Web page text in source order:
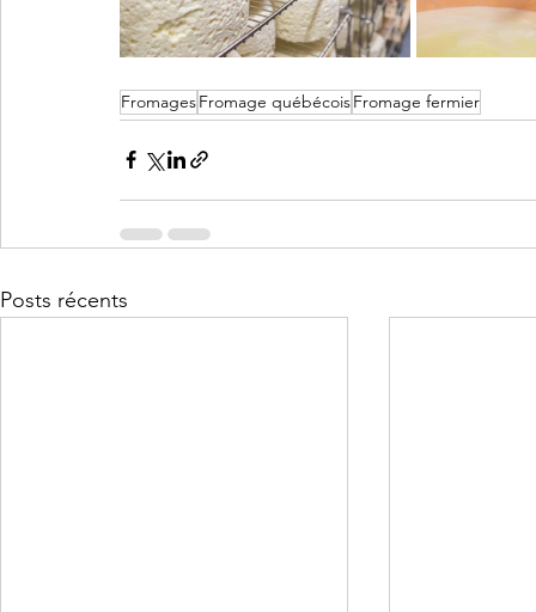
FromagesFromage québécoisFromage fermier
Posts récents